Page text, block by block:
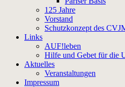
125 Jahre
Vorstand
Schutzkonzept des
Links
AUF!leben
Hilfe und Gebet für die
Aktuelles
Veranstaltungen
Impressum